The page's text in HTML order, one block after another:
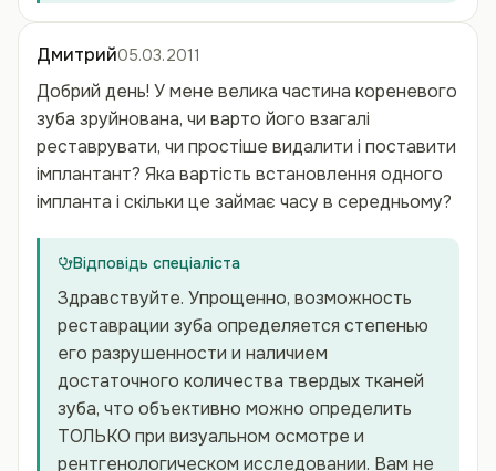
Дмитрий05.03.2011
Добрий день! У мене велика частина кореневого
зуба зруйнована, чи варто його взагалі
реставрувати, чи простіше видалити і поставити
імплантант? Яка вартість встановлення одного
імпланта і скільки це займає часу в середньому?
Відповідь спеціаліста
Здравствуйте. Упрощенно, возможность
реставрации зуба определяется степенью
его разрушенности и наличием
достаточного количества твердых тканей
зуба, что объективно можно определить
ТОЛЬКО при визуальном осмотре и
рентгенологическом исследовании. Вам не